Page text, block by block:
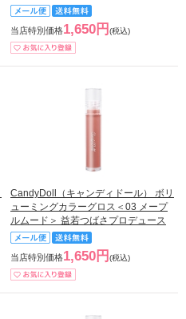
当店特別価格1,650円 (税込)
CandyDoll（キャンディドール） ボリ
ューミングカラーグロス＜03 メープ
ルムード＞ 益若つばさプロデュース
当店特別価格1,650円 (税込)